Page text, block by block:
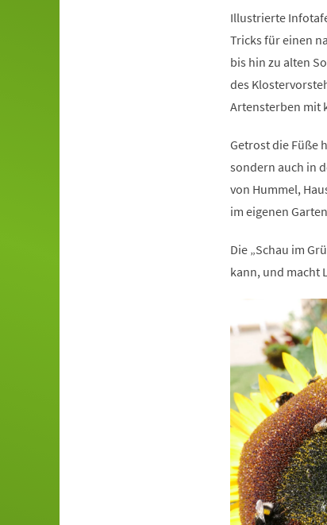
Illustrierte
Tricks für einen
bis hin zu alten
des
Artensterben mit
Getrost die Füße
sondern auch in
von Hummel,
im eigenen
Die „Schau im
kann, und macht